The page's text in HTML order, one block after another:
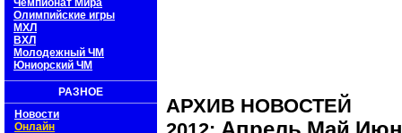
Чемпионат Мира
Олимпийские игры
МХЛ
ВХЛ
Молодежный ЧМ
Юниорский ЧМ
РАЗНОЕ
Новости
Онлайн
АРХИВ НОВОСТЕЙ